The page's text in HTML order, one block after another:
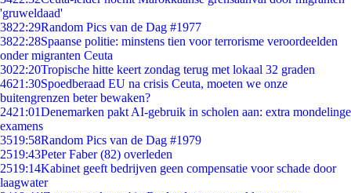
'gruweldaad'
3822:29Random Pics van de Dag #1977
3822:28Spaanse politie: minstens tien voor terrorisme veroordeelden
onder migranten Ceuta
3022:20Tropische hitte keert zondag terug met lokaal 32 graden
4621:30Spoedberaad EU na crisis Ceuta, moeten we onze
buitengrenzen beter bewaken?
2421:01Denemarken pakt AI-gebruik in scholen aan: extra mondelinge
examens
3519:58Random Pics van de Dag #1979
2519:43Peter Faber (82) overleden
2519:14Kabinet geeft bedrijven geen compensatie voor schade door
laagwater